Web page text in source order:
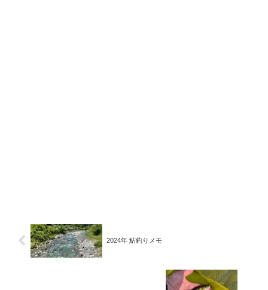
2024年 鮎釣りメモ